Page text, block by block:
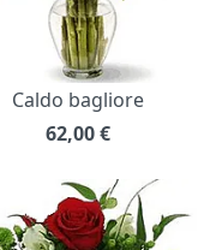
Caldo bagliore
62,00€